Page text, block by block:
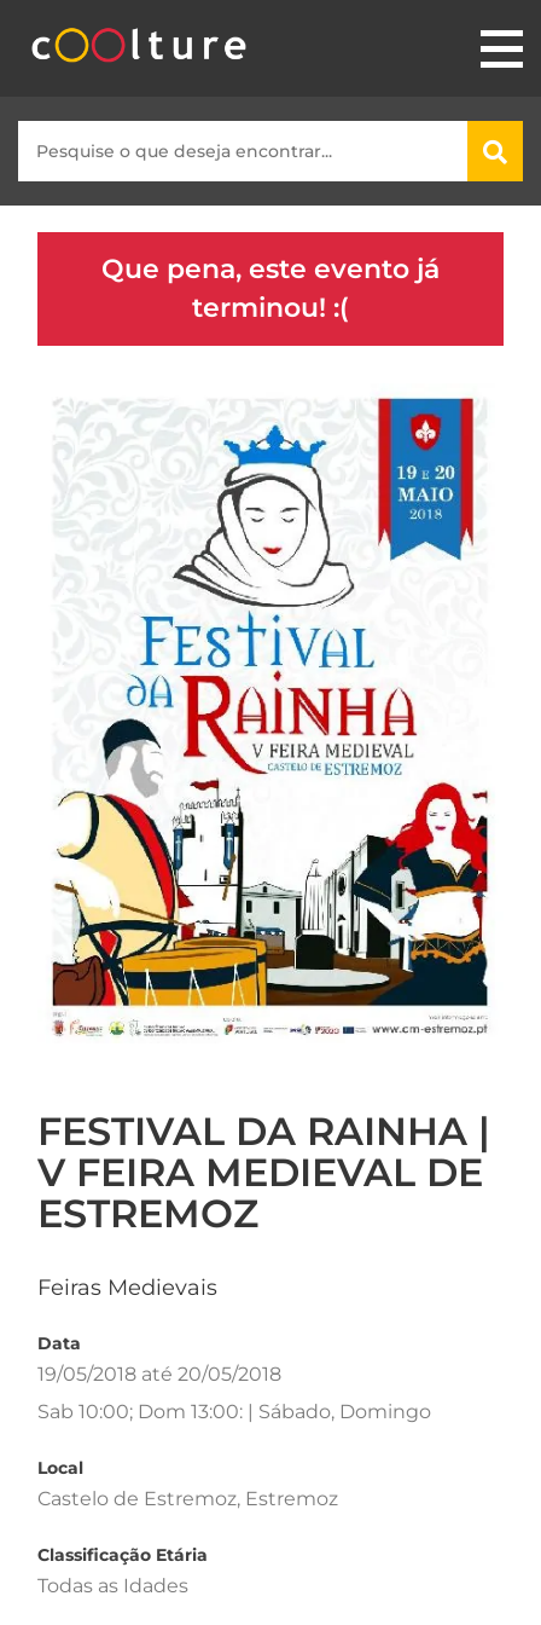
Que pena, este evento já
terminou! :(
FESTIVAL DA RAINHA |
V FEIRA MEDIEVAL DE
ESTREMOZ
Feiras Medievais
Data
19/05/2018 até 20/05/2018
Sab 10:00; Dom 13:00: | Sábado, Domingo
Local
Castelo de Estremoz, Estremoz
Classificação Etária
Todas as Idades